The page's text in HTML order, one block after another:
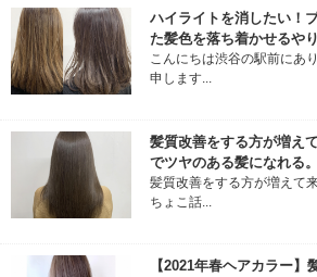
ヘアカラー (68記事)
デジタルパーマ (15記事)
ヘアケア (11記事)
ストレートパーマ (3記事)
ハイライトを消したい！
た髪色を落ち着かせるやり
こんにちは渋谷の駅前にあ
申します...
髪質改善をする方が増え
でツヤのある髪になれる。
髪質改善をする方が増えて
ちょこ話...
【2021年春ヘアカラー